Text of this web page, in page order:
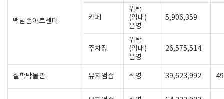
백남준아트센터 카페
위탁
(임대)
운영
5,906,359
주차장
위탁
(임대)
운영
26,575,514
실학박물관 뮤지엄숍 직영 39,623,992